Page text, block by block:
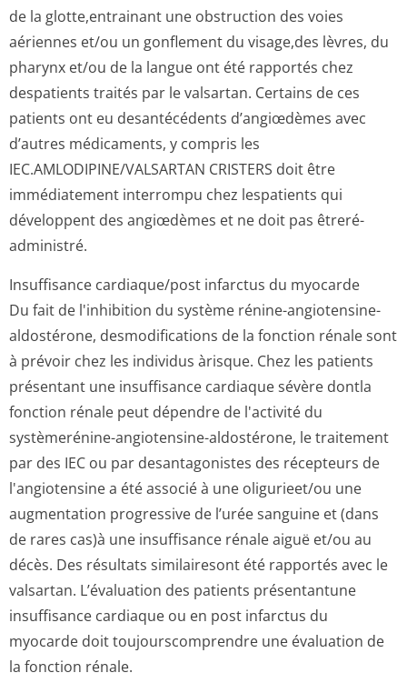
de la glotte,entrainant une obstruction des voies
aériennes et/ou un gonflement du visage,des lèvres, du
pharynx et/ou de la langue ont été rapportés chez
despatients traités par le valsartan. Certains de ces
patients ont eu desantécédents d’angiœdèmes avec
d’autres médicaments, y compris les
IEC.AMLODIPINE/VAL­SARTAN CRISTERS doit être
immédiatement interrompu chez lespatients qui
développent des angiœdèmes et ne doit pas êtreré-
administré.
Insuffisance cardiaque/post infarctus du myocarde
Du fait de l'inhibition du système rénine-angiotensine-
aldostérone, desmodifications de la fonction rénale sont
à prévoir chez les individus àrisque. Chez les patients
présentant une insuffisance cardiaque sévère dontla
fonction rénale peut dépendre de l'activité du
systèmerénine-angiotensine-aldostérone, le traitement
par des IEC ou par desantagonistes des récepteurs de
l'angiotensine a été associé à une oligurieet/ou une
augmentation progressive de l’urée sanguine et (dans
de rares cas)à une insuffisance rénale aiguë et/ou au
décès. Des résultats similairesont été rapportés avec le
valsartan. L’évaluation des patients présentantune
insuffisance cardiaque ou en post infarctus du
myocarde doit toujourscomprendre une évaluation de
la fonction rénale.